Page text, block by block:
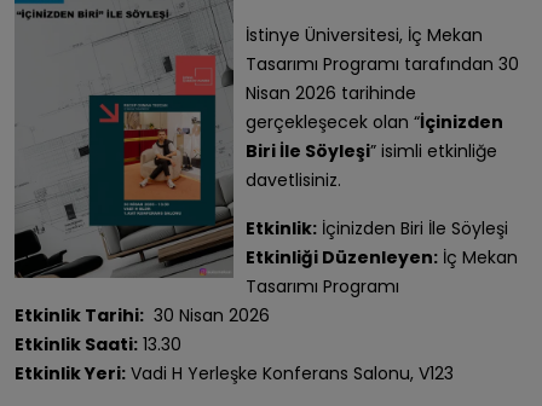
İstinye Üniversitesi, İç Mekan
Tasarımı Programı tarafından 30
Nisan 2026 tarihinde
gerçekleşecek olan “İçinizden
Biri İle Söyleşi” isimli etkinliğe
davetlisiniz.
Etkinlik:İçinizden Biri İle Söyleşi
Etkinliği Düzenleyen:İç Mekan
Tasarımı Programı
Etkinlik Tarihi: 30 Nisan 2026
Etkinlik Saati: 13.30
Etkinlik Yeri: Vadi H Yerleşke Konferans Salonu, V123